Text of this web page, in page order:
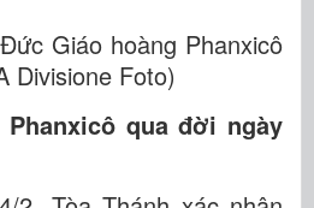
Giáo hoàng Phanxicô
Divisione Foto)
qua đời ngày